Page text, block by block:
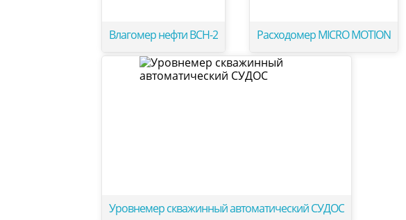
Влагомер нефти ВСН-2 Расходомер MICRO MOTION
Уровнемер скважинный автоматический СУДОС